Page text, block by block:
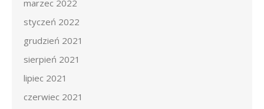
marzec 2022
styczeń 2022
grudzień 2021
sierpień 2021
lipiec 2021
czerwiec 2021